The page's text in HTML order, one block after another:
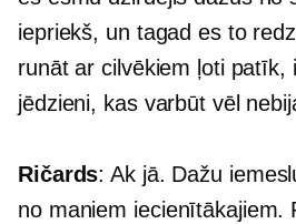
iepriekš, un tagad es to
runāt ar cilvēkiem ļoti patīk,
jēdzieni, kas varbūt vēl
Ričards: Ak jā. Dažu
no maniem iecienītākajiem.